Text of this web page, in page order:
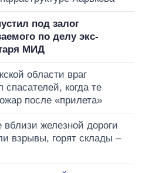
под залог
по делу экс-
МИД
области враг
спасателей, когда те
после «прилета»
вблизи железной дороги
взрывы, горят склады –